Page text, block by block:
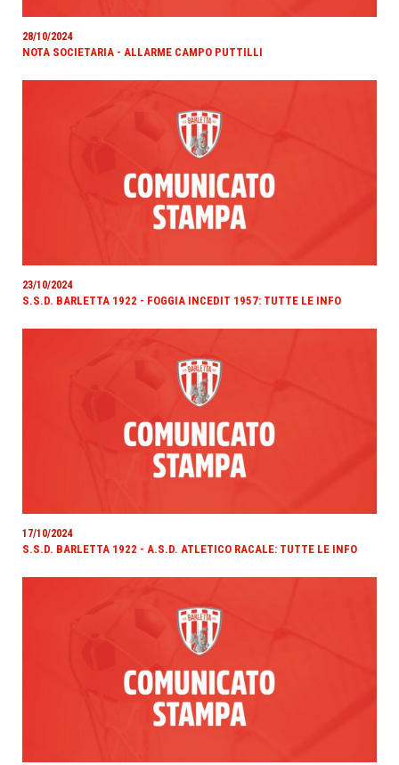
28/10/2024
NOTA SOCIETARIA - ALLARME CAMPO PUTTILLI
23/10/2024
S.S.D. BARLETTA 1922 - FOGGIA INCEDIT 1957: TUTTE LE INFO
17/10/2024
S.S.D. BARLETTA 1922 - A.S.D. ATLETICO RACALE: TUTTE LE INFO